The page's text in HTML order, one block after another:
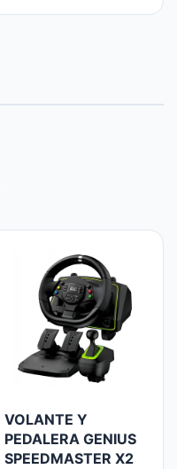
VOLANTE Y
PEDALERA GENIUS
SPEEDMASTER X2